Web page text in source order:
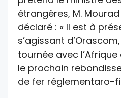
étrangères, M.
déclaré : « Il est à
s’agissant
tournée avec l’Afrique
le prochain
de fer réglementaro-